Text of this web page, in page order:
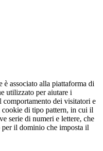
è associato alla piattaforma di
utilizzato per aiutare i
dei visitatori e
di tipo pattern, in cui il
serie di numeri e lettere, che
il dominio che imposta il